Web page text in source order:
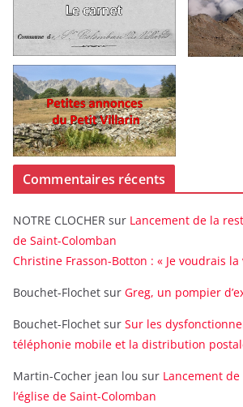
Commentaires récents
NOTRE CLOCHER sur Lancement de la
de Saint-Colomban
Christine Frasson-Botton : « Je voudrais
Bouchet-Flochet sur Greg, un pompier
Bouchet-Flochet sur Sur les
téléphonie mobile et la distribution
Martin-Cocher jean lou sur Lancement
l’église de Saint-Colomban